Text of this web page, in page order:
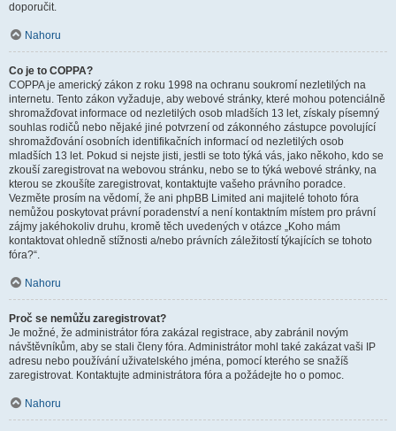
doporučit.
Nahoru
Co je to COPPA?
COPPA je americký zákon z roku 1998 na ochranu soukromí nezletilých na
internetu. Tento zákon vyžaduje, aby webové stránky, které mohou potenciálně
shromažďovat informace od nezletilých osob mladších 13 let, získaly písemný
souhlas rodičů nebo nějaké jiné potvrzení od zákonného zástupce povolující
shromažďování osobních identifikačních informací od nezletilých osob
mladších 13 let. Pokud si nejste jisti, jestli se toto týká vás, jako někoho, kdo se
zkouší zaregistrovat na webovou stránku, nebo se to týká webové stránky, na
kterou se zkoušíte zaregistrovat, kontaktujte vašeho právního poradce.
Vezměte prosím na vědomí, že ani phpBB Limited ani majitelé tohoto fóra
nemůžou poskytovat právní poradenství a není kontaktním místem pro právní
zájmy jakéhokoliv druhu, kromě těch uvedených v otázce „Koho mám
kontaktovat ohledně stížnosti a/nebo právních záležitostí týkajících se tohoto
fóra?“.
Nahoru
Proč se nemůžu zaregistrovat?
Je možné, že administrátor fóra zakázal registrace, aby zabránil novým
návštěvníkům, aby se stali členy fóra. Administrátor mohl také zakázat vaši IP
adresu nebo používání uživatelského jména, pomocí kterého se snažíš
zaregistrovat. Kontaktujte administrátora fóra a požádejte ho o pomoc.
Nahoru